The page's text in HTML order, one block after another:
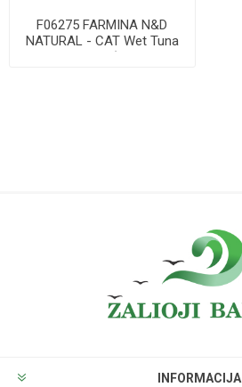
F06275 FARMINA N&D
NATURAL - CAT Wet Tuna
ADULT 70 g (pak.30...
INFORMACIJA